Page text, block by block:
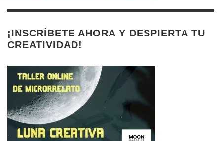
¡INSCRÍBETE AHORA Y DESPIERTA TU
CREATIVIDAD!